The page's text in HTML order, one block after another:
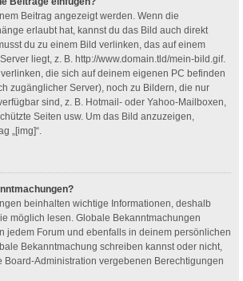
Beitrag angezeigt werden. Wenn die
erlaubt hat, kannst du das Bild auch direkt
du zu einem Bild verlinken, das auf einem
liegt, z. B. http://www.domain.tld/mein-bild.gif.
die sich auf deinem eigenen PC befinden
zugänglicher Server), noch zu Bildern, die nur
sind, z. B. Hotmail- oder Yahoo-Mailboxen,
Seiten usw. Um das Bild anzuzeigen,
„[img]“.
beinhalten wichtige Informationen, deshalb
möglich lesen. Globale Bekanntmachungen
jedem Forum und ebenfalls in deinem persönlichen
Bekanntmachung schreiben kannst oder nicht,
Board-Administration vergebenen Berechtigungen